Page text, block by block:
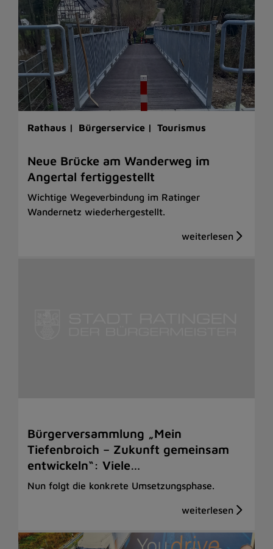
Rathaus | Bürgerservice | Tourismus
Neue Brücke am Wanderweg im
Angertal fertiggestellt
Wichtige Wegeverbindung im Ratinger
Wandernetz wiederhergestellt.
Bürgerversammlung „Mein
Tiefenbroich – Zukunft gemeinsam
entwickeln“: Viele…
Nun folgt die konkrete Umsetzungsphase.